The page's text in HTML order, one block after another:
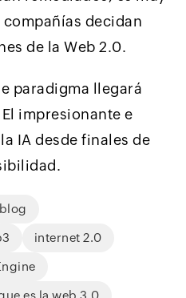
decidan
de la Web 2.0.
paradigma llegará
impresionante e
IA desde finales de
blog
internet 2.0
es la web 3.0